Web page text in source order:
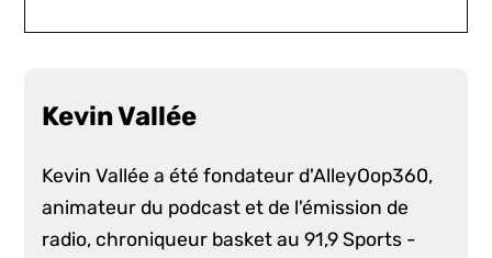
Kevin Vallée
Kevin Vallée a été fondateur d'AlleyOop360,
animateur du podcast et de l'émission de
radio, chroniqueur basket au 91,9 Sports -